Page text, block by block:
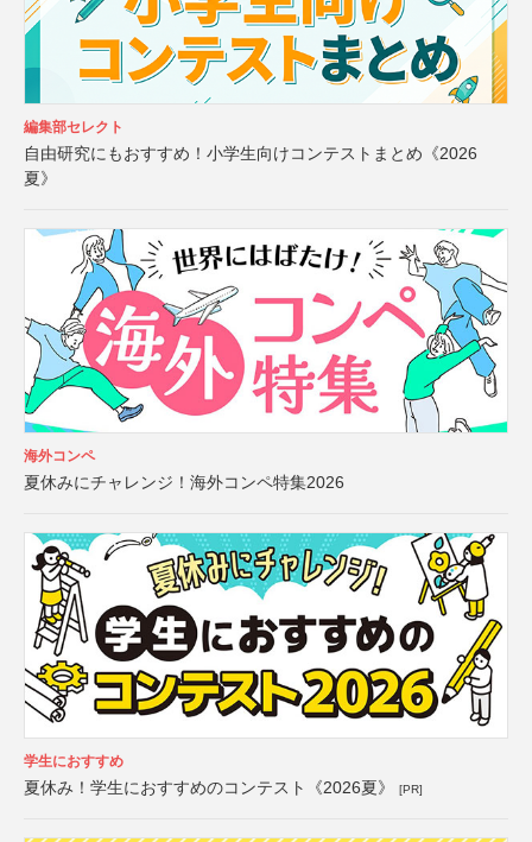
編集部セレクト
自由研究にもおすすめ！小学生向けコンテストまとめ《2026
夏》
海外コンペ
夏休みにチャレンジ！海外コンペ特集2026
学生におすすめ
夏休み！学生におすすめのコンテスト《2026夏》 [PR]